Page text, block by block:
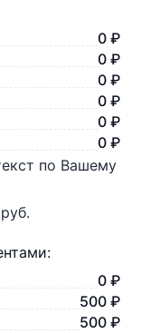
0 ₽
0 ₽
0 ₽
0 ₽
0 ₽
0 ₽
по Вашему
0 ₽
500 ₽
500 ₽